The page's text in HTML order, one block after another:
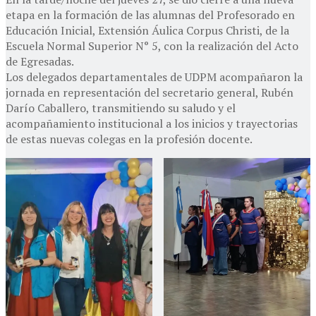
etapa en la formación de las alumnas del Profesorado en
Educación Inicial, Extensión Áulica Corpus Christi, de la
Escuela Normal Superior N° 5, con la realización del Acto
de Egresadas.
Los delegados departamentales de UDPM acompañaron la
jornada en representación del secretario general, Rubén
Darío Caballero, transmitiendo su saludo y el
acompañamiento institucional a los inicios y trayectorias
de estas nuevas colegas en la profesión docente.